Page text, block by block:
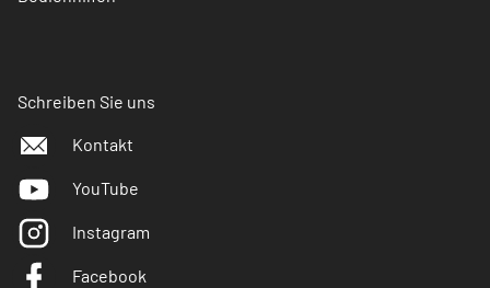
Schreiben Sie uns
Kontakt
YouTube
Instagram
Facebook